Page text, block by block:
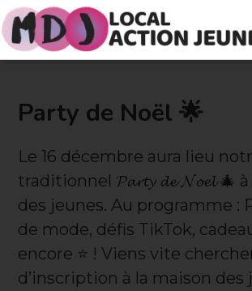
Party de Noël 🌟
Le 16 décembre aura lieu
traditionnel 𝓟𝓪𝓻𝓽𝔂 𝓭𝓮 𝓝𝓸𝓮𝓵 🎄
des jeunes. Au programme :
de mode, défis TikTok,
encore ⭐️ ! Viens vite
d’inscription à la maison des